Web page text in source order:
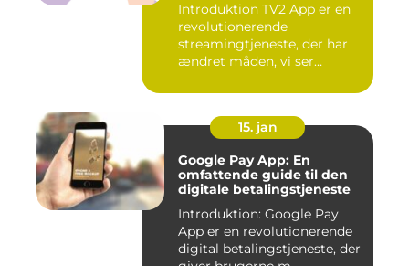
Introduktion TV2 App er en
revolutionerende
streamingtjeneste, der har
ændret måden, vi ser
15. jan
Google Pay App: En
omfattende guide til den
digitale betalingstjeneste
Introduktion: Google Pay
App er en revolutionerende
digital betalingstjeneste, der